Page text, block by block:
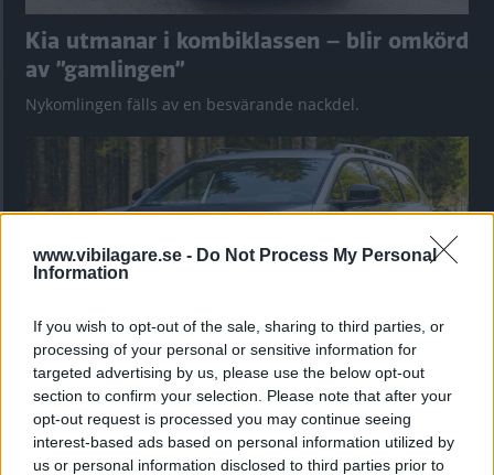
www.vibilagare.se - Do Not Process My Personal
Information
If you wish to opt-out of the sale, sharing to third parties, or
processing of your personal or sensitive information for
targeted advertising by us, please use the below opt-out
section to confirm your selection. Please note that after your
opt-out request is processed you may continue seeing
interest-based ads based on personal information utilized by
us or personal information disclosed to third parties prior to
Kia utmanar i kombiklassen – blir omkörd
av ”gamlingen”
Nykomlingen fälls av en besvärande nackdel.
”God chans att bli ny favorit”
Utbudet av terrängdugliga kombibilar har krympt men fylls
nu på av eldrivna Toyota bZ4X Touring. Vi provkör.